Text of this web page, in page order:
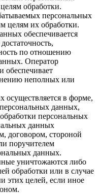
обработки.
персональных
целям их обработки.
обеспечивается
по отношению
Оператор
обеспечивает
неполных или
осуществляется в форме,
данных,
персональных
данных
договором, стороной
поручителем
данных.
уничтожаются либо
обработки или в случае
этих целей, если иное